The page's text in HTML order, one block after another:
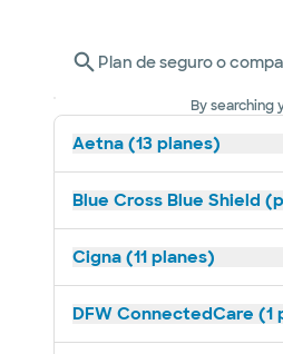
Plan de seguro o
By searching
Aetna (13 planes)
Blue Cross Blue Shield
Cigna (11 planes)
DFW ConnectedCare (1